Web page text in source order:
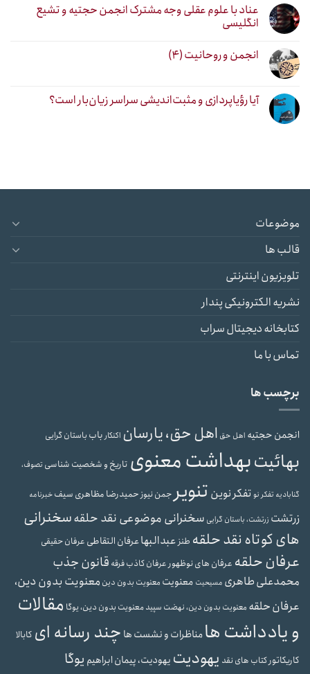
عناد با علوم عقلی وجه مشترک انجمن حجتیه و تشیع
انگلیسی
انجمن و روحانیت (۴)
آیا رؤیاپردازی و مثبت‌اندیشی سراسر زیان‌بار است؟
موضوعات
قالب ها
تلویزیون اینترنتی
نشریه الکترونیکی پندار
کتابخانه دیجیتال سراب
تماس با ما
برچسب ها
انجمن حجتیه اهل حق اهل حق، یارسان اکنکارباب باستان گرایی
بهائیتبهداشت معنوی تاریخ و شخصیت شناسی تصوف،
گنابادیه تفکر نوتفکر نوین تنویر جمن نیوزحمیدرضا مظاهری سیفخبرنامه
زرتشت زرتشت، باستان گرایی سخنرانی موضوعی نقد حلقهسخنرانی
های کوتاه نقد حلقه طنزعبدالبهاعرفان التقاطی عرفان حقیقی
عرفان حلقه عرفان های نوظهورعرفان کاذبفرقه قانون جذب
محمدعلی طاهری مسیحیت معنویت معنویت بدون دین معنویت بدون دین،
عرفان حلقه معنویت بدون دین، نهضت سپیدمعنویت بدون دین، یوگا مقالات
و یادداشت هامناظرات و نشست ها چند رسانه ای کابالا
کاریکاتورکتاب های نقد یهودیت یهودیت، پیمان ابراهیم یوگا